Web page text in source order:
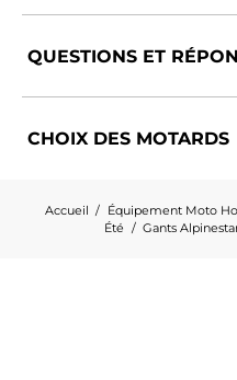
QUESTIONS ET
CHOIX DES MOTARDS
Accueil Équipement Moto
Été
Gants